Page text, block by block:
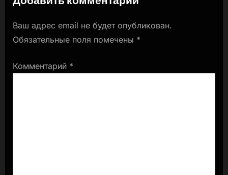
Ваш адрес email не будет опубликован.
Обязательные поля помечены *
Комментарий *